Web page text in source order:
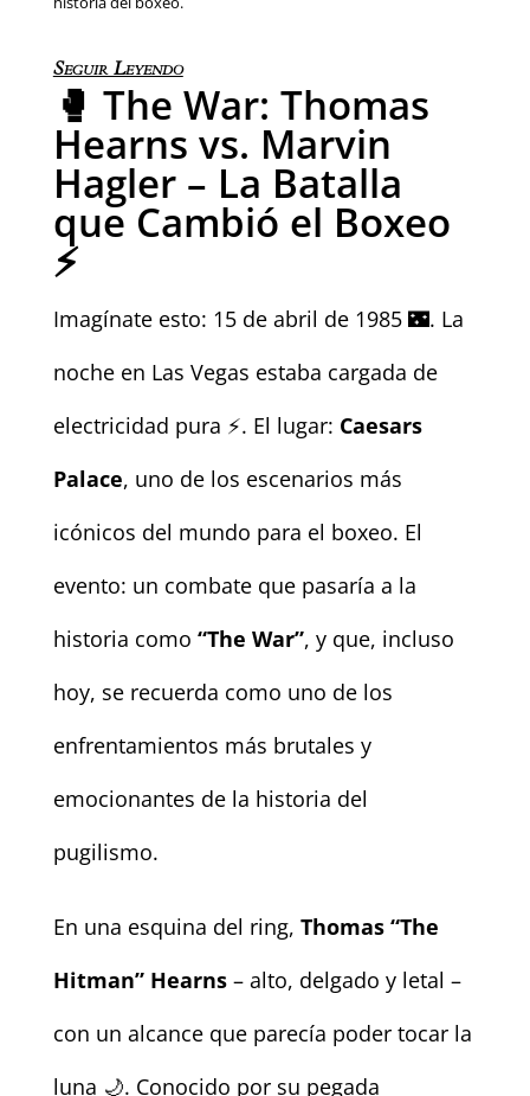
Seguir Leyendo
🥊 The War: Thomas
Hearns vs. Marvin
Hagler – La Batalla
que Cambió el Boxeo
⚡
Imagínate esto: 15 de abril de 1985 🌃. La
noche en Las Vegas estaba cargada de
electricidad pura ⚡. El lugar: Caesars
Palace, uno de los escenarios más
icónicos del mundo para el boxeo. El
evento: un combate que pasaría a la
historia como “The War”, y que, incluso
hoy, se recuerda como uno de los
enfrentamientos más brutales y
emocionantes de la historia del
pugilismo.
En una esquina del ring, Thomas “The
Hitman” Hearns– alto, delgado y letal –
con un alcance que parecía poder tocar la
luna 🌙. Conocido por su pegada